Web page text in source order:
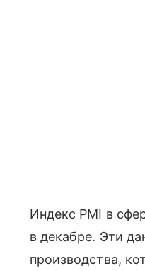
Индекс PMI в
в декабре. Эти
производства,